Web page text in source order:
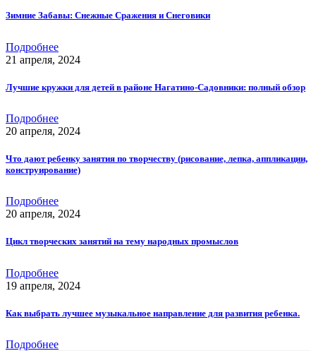
Зимние Забавы: Снежные Сражения и Снеговики
Подробнее
21 апреля, 2024
Лучшие кружки для детей в районе Нагатино-Садовники: полный обзор
Подробнее
20 апреля, 2024
Что дают ребенку занятия по творчеству (рисование, лепка, аппликации,
конструирование)
Подробнее
20 апреля, 2024
Цикл творческих занятий на тему народных промыслов
Подробнее
19 апреля, 2024
Как выбрать лучшее музыкальное направление для развития ребенка.
Подробнее